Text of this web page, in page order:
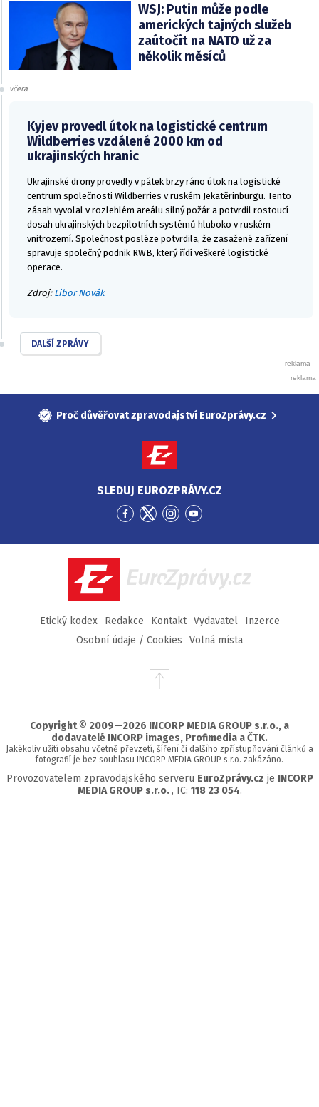
WSJ: Putin může podle
amerických tajných služeb
zaútočit na NATO už za
několik měsíců
včera
Kyjev provedl útok na logistické centrum
Wildberries vzdálené 2000 km od
ukrajinských hranic
Ukrajinské drony provedly v pátek brzy ráno útok na logistické
centrum společnosti Wildberries v ruském Jekatěrinburgu. Tento
zásah vyvolal v rozlehlém areálu silný požár a potvrdil rostoucí
dosah ukrajinských bezpilotních systémů hluboko v ruském
vnitrozemí. Společnost posléze potvrdila, že zasažené zařízení
spravuje společný podnik RWB, který řídí veškeré logistické
operace.
Zdroj: Libor Novák
DALŠÍ ZPRÁVY
Proč důvěřovat zpravodajství EuroZprávy.cz
SLEDUJ EUROZPRÁVY.CZ
Přejít
Facebook
Přejít
Twitter
Přejít
Instagram
Přejít
YouTube
EuroZprávy.cz
Etický kodex Redakce Kontakt Vydavatel
Inzerce
Osobní údaje / Cookies
Volná místa
Přejít
stránky
Copyright © 2009—2026 INCORP MEDIA GROUP s.r.o., a
dodavatelé INCORP images, Profimedia a ČTK.
Jakékoliv užití obsahu včetně převzetí, šíření či dalšího zpřístupňování článků a
fotografií je bez souhlasu INCORP MEDIA GROUP s.r.o. zakázáno.
Provozovatelem zpravodajského serveru EuroZprávy.cz je INCORP
MEDIA GROUP s.r.o. , IC: 118 23 054.